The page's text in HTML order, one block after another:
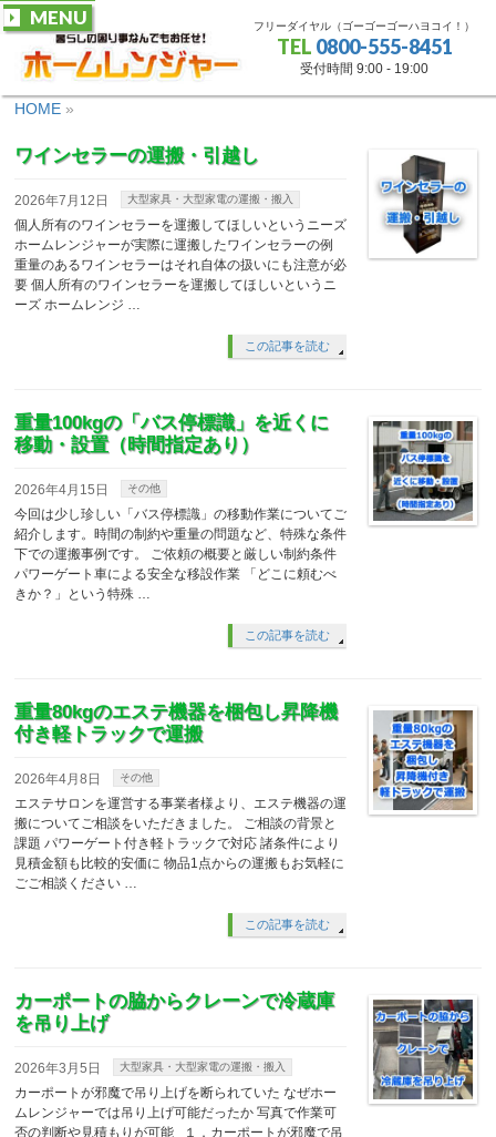
フリーダイヤル（ゴーゴーゴーハヨコイ！）
TEL 0800-555-8451
受付時間 9:00 - 19:00
MENU
HOME »
ワインセラーの運搬・引越し
2026年7月12日 大型家具・大型家電の運搬・搬入
個人所有のワインセラーを運搬してほしいというニーズ
ホームレンジャーが実際に運搬したワインセラーの例
重量のあるワインセラーはそれ自体の扱いにも注意が必
要 個人所有のワインセラーを運搬してほしいというニ
ーズ ホームレンジ …
この記事を読む
重量100kgの「バス停標識」を近くに
移動・設置（時間指定あり）
2026年4月15日 その他
今回は少し珍しい「バス停標識」の移動作業についてご
紹介します。時間の制約や重量の問題など、特殊な条件
下での運搬事例です。 ご依頼の概要と厳しい制約条件
パワーゲート車による安全な移設作業 「どこに頼むべ
きか？」という特殊 …
この記事を読む
重量80kgのエステ機器を梱包し昇降機
付き軽トラックで運搬
2026年4月8日 その他
エステサロンを運営する事業者様より、エステ機器の運
搬についてご相談をいただきました。 ご相談の背景と
課題 パワーゲート付き軽トラックで対応 諸条件により
見積金額も比較的安価に 物品1点からの運搬もお気軽に
ごご相談ください …
この記事を読む
カーポートの脇からクレーンで冷蔵庫
を吊り上げ
2026年3月5日 大型家具・大型家電の運搬・搬入
カーポートが邪魔で吊り上げを断られていた なぜホー
ムレンジャーでは吊り上げ可能だったか 写真で作業可
否の判断や見積もりが可能 １．カーポートが邪魔で吊